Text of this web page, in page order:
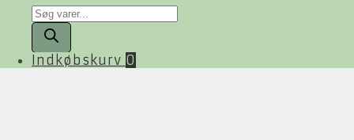
Products
search
Indkøbskurv 0